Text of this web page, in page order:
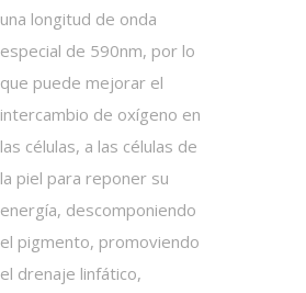
una longitud de onda
especial de 590nm, por lo
que puede mejorar el
intercambio de oxígeno en
las células, a las células de
la piel para reponer su
energía, descomponiendo
el pigmento, promoviendo
el drenaje linfático,